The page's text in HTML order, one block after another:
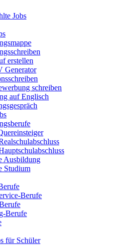
Jobs
erstellen
Generator
schreiben
auf Englisch
Ausbildung
Studium
Berufe
Berufe
für Schüler